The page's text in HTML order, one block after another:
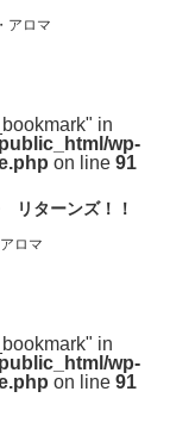
アロマ
in
wp-
on line 91
リターンズ！！
ロマ
in
wp-
on line 91